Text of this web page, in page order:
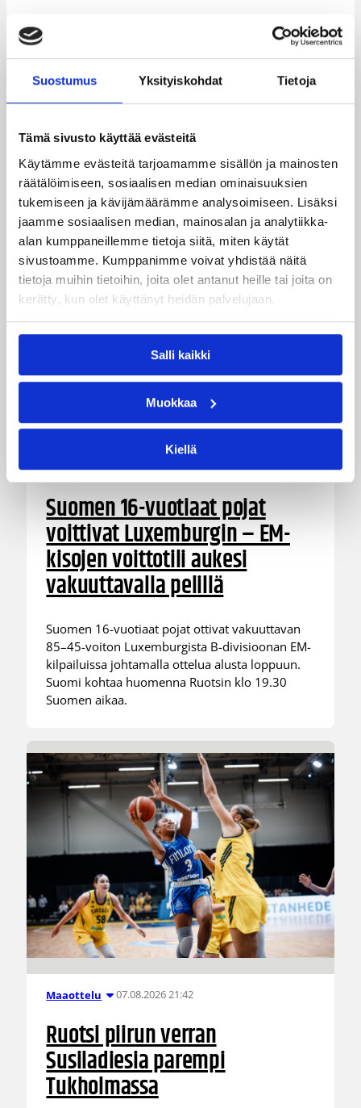
Suostumus Yksityiskohdat Tietoja
Tämä sivusto käyttää evästeitä
Käytämme evästeitä tarjoamamme sisällön ja mainosten
räätälöimiseen, sosiaalisen median ominaisuuksien
tukemiseen ja kävijämäärämme analysoimiseen. Lisäksi
jaamme sosiaalisen median, mainosalan ja analytiikka-
alan kumppaneillemme tietoja siitä, miten käytät
sivustoamme. Kumppanimme voivat yhdistää näitä
tietoja muihin tietoihin, joita olet antanut heille tai joita on
kerätty, kun olet käyttänyt heidän palvelujaan.
Salli kaikki
Muokkaa
Kiellä
Kategoriat
Pääjuttu Suomalaiset ulkomailla
Katso myös
EM-kilpailut 08.08.2026 00:37
Suomen 16-vuotiaat pojat
voittivat Luxemburgin – EM-
kisojen voittotili aukesi
vakuuttavalla pelillä
Suomen 16-vuotiaat pojat ottivat vakuuttavan
85–45-voiton Luxemburgista B-divisioonan EM-
kilpailuissa johtamalla ottelua alusta loppuun.
Suomi kohtaa huomenna Ruotsin klo 19.30
Suomen aikaa.
Maaottelu 07.08.2026 21:42
Ruotsi piirun verran
Susiladiesia parempi
Tukholmassa